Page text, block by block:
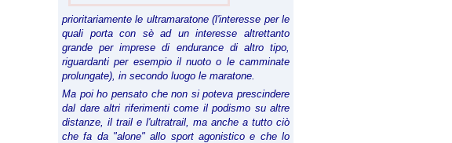
prioritariamente le ultramaratone (l'interesse per le
quali porta con sè ad un interesse altrettanto
grande per imprese di endurance di altro tipo,
riguardanti per esempio il nuoto o le camminate
prolungate), in secondo luogo le maratone.
Ma poi ho pensato che non si poteva prescindere
dal dare altri riferimenti come il podismo su altre
distanze, il trail e l'ultratrail, ma anche a tutto ciò
che fa da "alone" allo sport agonistico e che lo